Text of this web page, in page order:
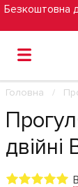
Безкоштовна
Головна